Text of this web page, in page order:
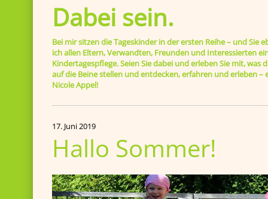
Dabei sein.
Bei mir sitzen die Tageskinder in der ersten Reihe – und Sie
ich allen Eltern, Verwandten, Freunden und Interessierten
Kindertagespflege. Seien Sie dabei und erleben Sie mit, was
auf die Beine stellen und entdecken, erfahren und erleben
Nicole Appel!
17. Juni 2019
Hallo Sommer!